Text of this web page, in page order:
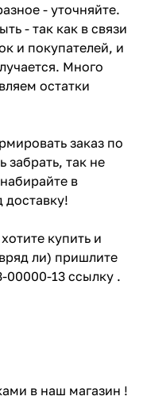
- уточняйте.
- так как в связи
и покупателей, и
Много
остатки
заказ по
забрать, так не
в
доставку!
купить и
ли) пришлите
00000-13 ссылку .
в наш магазин !